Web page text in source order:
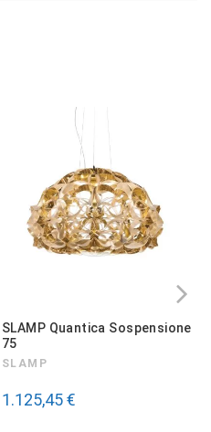
SLAMP Quantica Sospensione
75
SLAMP
1.125,45 €